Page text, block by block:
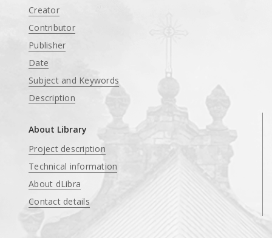
Creator
Contributor
Publisher
Date
Subject and Keywords
Description
About Library
Project description
Technical information
About dLibra
Contact details